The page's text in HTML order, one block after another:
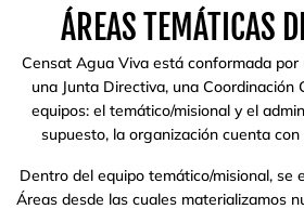
ÁREAS TEMÁTICAS
Censat Agua Viva está conformada por
una Junta Directiva, una Coordinación
equipos: el temático/misional y el
supuesto, la organización cuenta con
Dentro del equipo temático/misional, se
Áreas desde las cuales materializamos